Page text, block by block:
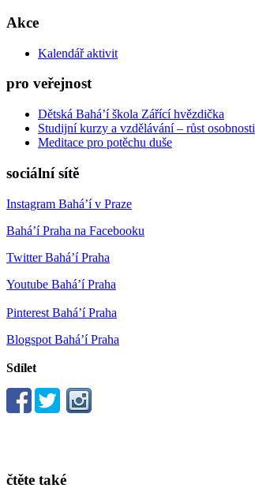
Akce
Kalendář aktivit
pro veřejnost
Dětská Bahá’í škola Zářící hvězdička
Studijní kurzy a vzdělávání – růst osobnosti
Meditace pro potěchu duše
sociální sítě
Instagram Bahá’í v Praze
Bahá’í Praha na Facebooku
Twitter Bahá’í Praha
Youtube Bahá’í Praha
Pinterest Bahá’í Praha
Blogspot Bahá’í Praha
Sdílet
čtěte také